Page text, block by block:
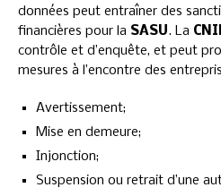
données peut entraîner des
financières pour la SASU. La
contrôle et d’enquête, et peut
mesures à l’encontre des
Avertissement;
Mise en demeure;
Injonction;
Suspension ou retrait d’une